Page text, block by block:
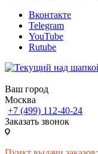
Вконтакте
Telegram
YouTube
Rutube
Ваш город
Москва
+7 (499) 112-40-24
Заказать звонок